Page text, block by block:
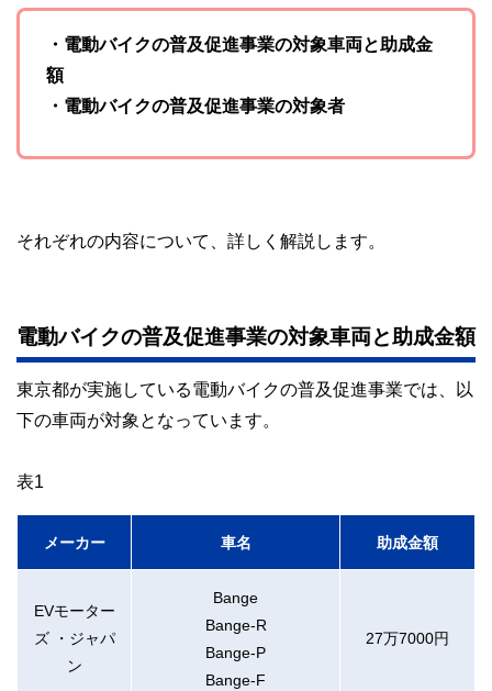
・電動バイクの普及促進事業の対象車両と助成金
額
・電動バイクの普及促進事業の対象者
それぞれの内容について、詳しく解説します。
電動バイクの普及促進事業の対象車両と助成金額
東京都が実施している電動バイクの普及促進事業では、以
下の車両が対象となっています。
表1
メーカー 車名 助成金額
EVモーター
ズ ・ジャパ
ン
Bange
Bange-R
Bange-P
Bange-F
27万7000円